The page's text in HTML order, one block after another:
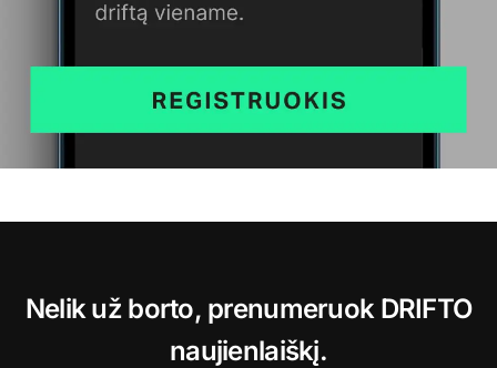
Nelik už borto, prenumeruok DRIFTO
naujienlaiškį.